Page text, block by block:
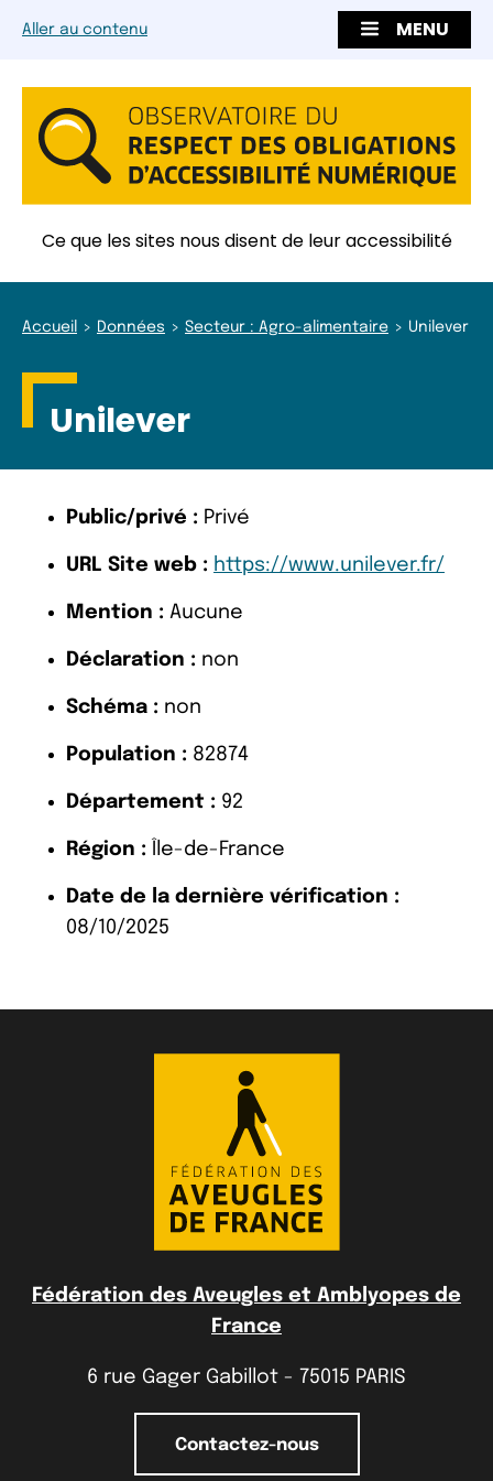
Aller au contenu MENU
Ce que les sites nous disent de leur accessibilité
Accueil Données Secteur : Agro-alimentaire Unilever
Unilever
Public/privé : Privé
URL Site web : https://www.unilever.fr/
Mention : Aucune
Déclaration : non
Schéma : non
Population : 82874
Département : 92
Région : Île-de-France
Date de la dernière vérification :
08/10/2025
Fédération des Aveugles et Amblyopes de
France
6 rue Gager Gabillot - 75015 PARIS
Contactez-nous